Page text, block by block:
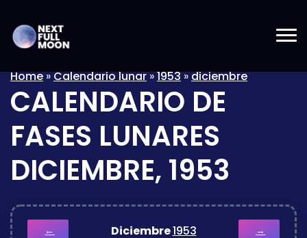
Home»Calendario lunar»1953»diciembre
CALENDARIO DE
FASES LUNARES
DICIEMBRE, 1953
← Diciembre1953 →